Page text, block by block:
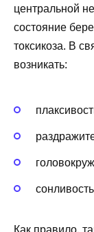
центральной
состояние
токсикоза. В
возникать: